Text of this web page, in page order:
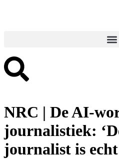
NRC | De AI-
journalistiek:
journalist is echt